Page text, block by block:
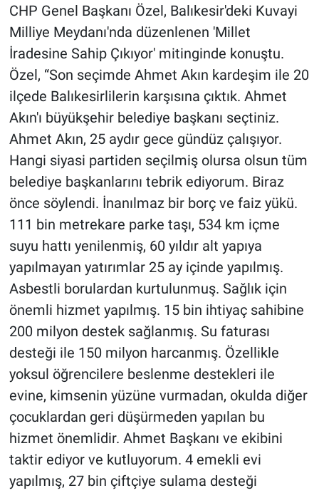
CHP Genel Başkanı Özel, Balıkesir'deki Kuvayi
Milliye Meydanı'nda düzenlenen 'Millet
İradesine Sahip Çıkıyor' mitinginde konuştu.
Özel, “Son seçimde Ahmet Akın kardeşim ile 20
ilçede Balıkesirlilerin karşısına çıktık. Ahmet
Akın'ı büyükşehir belediye başkanı seçtiniz.
Ahmet Akın, 25 aydır gece gündüz çalışıyor.
Hangi siyasi partiden seçilmiş olursa olsun tüm
belediye başkanlarını tebrik ediyorum. Biraz
önce söylendi. İnanılmaz bir borç ve faiz yükü.
111 bin metrekare parke taşı, 534 km içme
suyu hattı yenilenmiş, 60 yıldır alt yapıya
yapılmayan yatırımlar 25 ay içinde yapılmış.
Asbestli borulardan kurtulunmuş. Sağlık için
önemli hizmet yapılmış. 15 bin ihtiyaç sahibine
200 milyon destek sağlanmış. Su faturası
desteği ile 150 milyon harcanmış. Özellikle
yoksul öğrencilere beslenme destekleri ile
evine, kimsenin yüzüne vurmadan, okulda diğer
çocuklardan geri düşürmeden yapılan bu
hizmet önemlidir. Ahmet Başkanı ve ekibini
taktir ediyor ve kutluyorum. 4 emekli evi
yapılmış, 27 bin çiftçiye sulama desteği